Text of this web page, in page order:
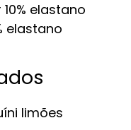
elastano
elastano